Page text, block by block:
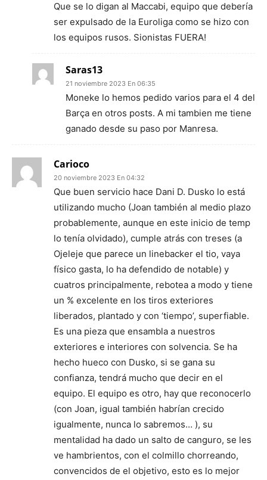
Que se lo digan al Maccabi, equipo que debería
ser expulsado de la Euroliga como se hizo con
los equipos rusos. Sionistas FUERA!
Saras13
21 noviembre 2023 En 06:35
Moneke lo hemos pedido varios para el 4 del
Barça en otros posts. A mi tambien me tiene
ganado desde su paso por Manresa.
Carioco
20 noviembre 2023 En 04:32
Que buen servicio hace Dani D. Dusko lo está
utilizando mucho (Joan también al medio plazo
probablemente, aunque en este inicio de temp
lo tenía olvidado), cumple atrás con treses (a
Ojeleje que parece un linebacker el tio, vaya
físico gasta, lo ha defendido de notable) y
cuatros principalmente, rebotea a modo y tiene
un % excelente en los tiros exteriores
liberados, plantado y con ‘tiempo’, superfiable.
Es una pieza que ensambla a nuestros
exteriores e interiores con solvencia. Se ha
hecho hueco con Dusko, si se gana su
confianza, tendrá mucho que decir en el
equipo. El equipo es otro, hay que reconocerlo
(con Joan, igual también habrían crecido
igualmente, nunca lo sabremos… ), su
mentalidad ha dado un salto de canguro, se les
ve hambrientos, con el colmillo chorreando,
convencidos de el objetivo, esto es lo mejor